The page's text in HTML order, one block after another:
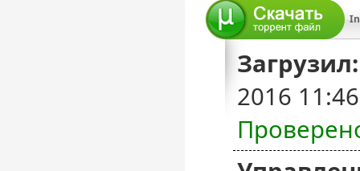
Загрузил:
2016